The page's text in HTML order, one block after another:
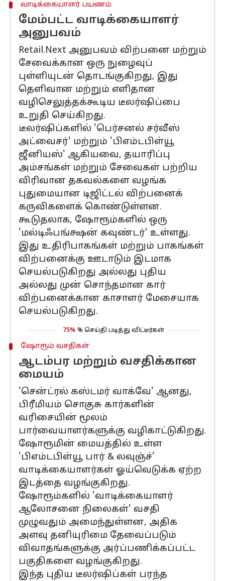
வாடிக்கையாளர் பயணம்
மேம்பட்ட வாடிக்கையாளர்
அனுபவம்
Retail.Next அனுபவம் விற்பனை மற்றும்
சேவைக்கான ஒரு நுழைவுப்
புள்ளியுடன் தொடங்குகிறது, இது
தெளிவான மற்றும் எளிதான
வழிசெலுத்தக்கூடிய டீலர்ஷிப்பை
உறுதி செய்கிறது.
டீலர்ஷிப்களில் 'பெர்சனல் சர்வீஸ்
அட்வைசர்' மற்றும் 'பிஎம்டபிள்யூ
ஜீனியஸ்' ஆகியவை, தயாரிப்பு
அம்சங்கள் மற்றும் சேவைகள் பற்றிய
விரிவான தகவல்களை வழங்க
புதுமையான டிஜிட்டல் விற்பனைக்
கருவிகளைக் கொண்டுள்ளன.
கூடுதலாக, ஷோரூம்களில் ஒரு
'மல்டிஃபங்க்ஷன் கவுண்டர்' உள்ளது.
இது உதிரிபாகங்கள் மற்றும் பாகங்கள்
விற்பனைக்கு ஊடாடும் இடமாக
செயல்படுகிறது அல்லது புதிய
அல்லது முன் சொந்தமான கார்
விற்பனைக்கான காசாளர் மேசையாக
செயல்படுகிறது.
75% % செய்தி படித்து விட்டீர்கள்
ஷோரூம் வசதிகள்
ஆடம்பர மற்றும் வசதிக்கான
மையம்
'சென்ட்ரல் கஸ்டமர் வாக்வே' ஆனது,
பிரீமியம் சொகுசு கார்களின்
வரிசையின் மூலம்
பார்வையாளர்களுக்கு வழிகாட்டுகிறது.
ஷோரூமின் மையத்தில் உள்ள
'பிஎம்டபிள்யூ பார் & லவுஞ்ச்'
வாடிக்கையாளர்கள் ஓய்வெடுக்க ஏற்ற
இடத்தை வழங்குகிறது.
ஷோரூம்களில் 'வாடிக்கையாளர்
ஆலோசனை நிலைகள்' வசதி
முழுவதும் அமைந்துள்ளன, அதிக
அளவு தனியுரிமை தேவைப்படும்
விவாதங்களுக்கு அர்ப்பணிக்கப்பட்ட
பகுதிகளை வழங்குகிறது.
இந்த புதிய டீலர்ஷிப்கள் பரந்த